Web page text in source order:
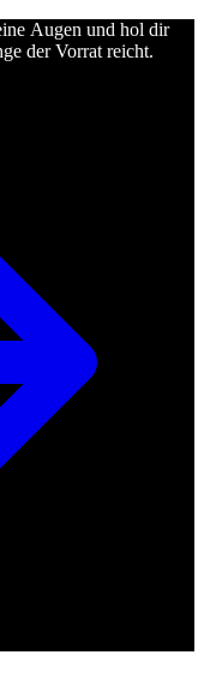
Augen und hol dir
der Vorrat reicht.